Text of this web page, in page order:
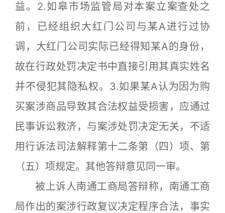
益。2.如皋市场监管局对本案立案查处之
前，已经组织大红门公司与某A进行过协
调，大红门公司实际已经得知某A的身份，
故在行政处罚决定书中直接引用其真实姓名
并不侵犯其隐私权。3.如果某A认为因为购
买案涉商品导致其合法权益受损害，应通过
民事诉讼救济，与案涉处罚决定无关，不适
用行诉法司法解释第十二条第（四）项、第
（五）项规定。其他答辩意见同一审。
被上诉人南通工商局答辩称，南通工商
局作出的案涉行政复议决定程序合法，事实